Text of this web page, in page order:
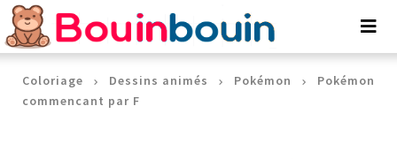
Coloriage Dessins animés Pokémon
Pokémon
commencant par F
Panneau de gestion des cookies